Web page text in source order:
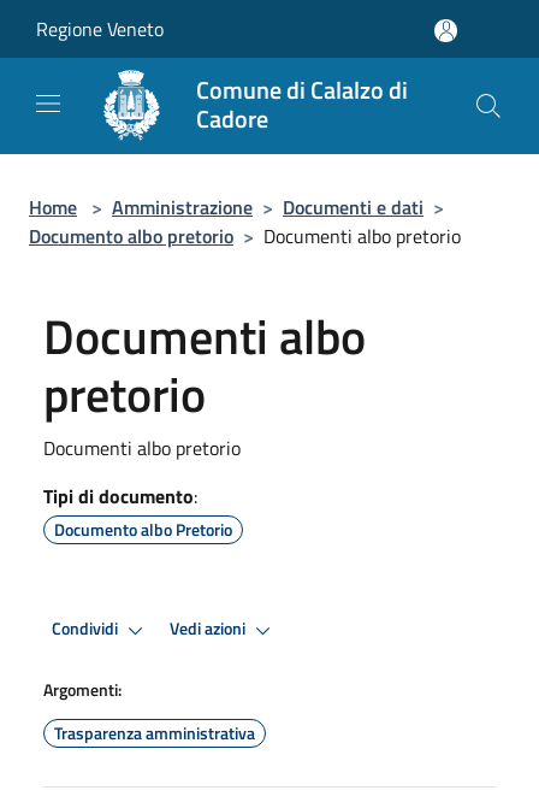
Regione Veneto
Comune di Calalzo di
Cadore
Home > Amministrazione > Documenti e dati >
Documento albo pretorio > Documenti albo pretorio
Documenti albo
pretorio
Documenti albo pretorio
Tipi di documento:
Documento albo Pretorio
Condividi Vedi azioni
Argomenti:
Trasparenza amministrativa